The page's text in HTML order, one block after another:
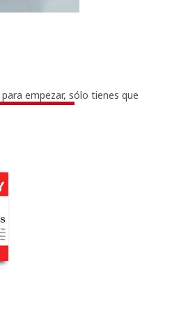
empezar, sólo tienes que